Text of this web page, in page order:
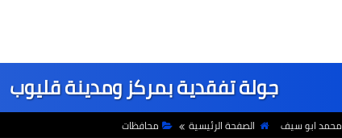
جولة تفقدية بمركز ومدينة قليوب
محمد ابو سيف الصفحة الرئيسية محافظات